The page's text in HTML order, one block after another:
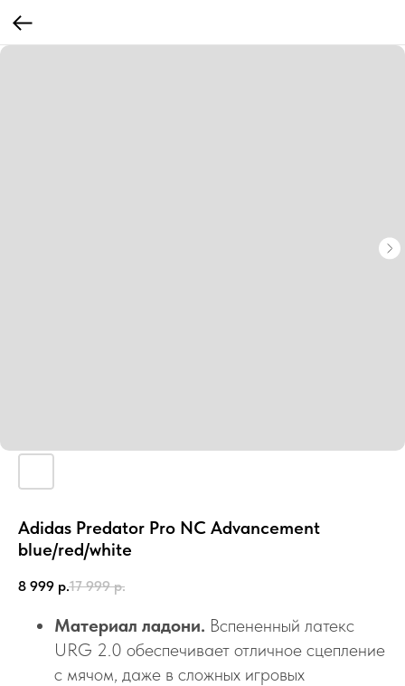
Adidas Predator Pro NC Advancement
blue/red/white
8 999 р.17 999 р.
Материал ладони. Вспененный латекс
URG 2.0 обеспечивает отличное сцепление
с мячом, даже в сложных игровых